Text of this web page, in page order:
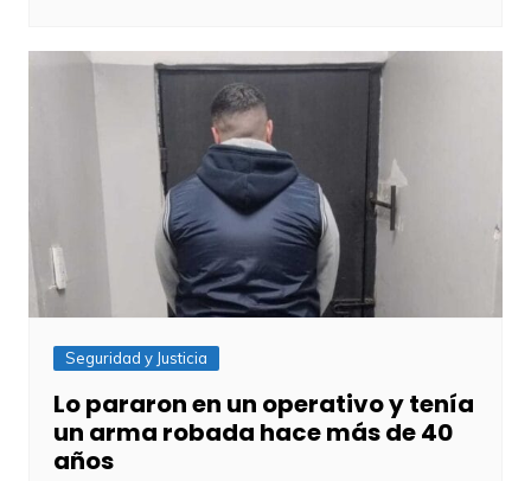
Seguridad y Justicia
Lo pararon en un operativo y tenía
un arma robada hace más de 40
años